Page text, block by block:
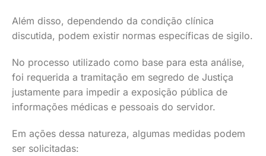
Além disso, dependendo da condição clínica
discutida, podem existir normas específicas de sigilo.
No processo utilizado como base para esta análise,
foi requerida a tramitação em segredo de Justiça
justamente para impedir a exposição pública de
informações médicas e pessoais do servidor.
Em ações dessa natureza, algumas medidas podem
ser solicitadas: